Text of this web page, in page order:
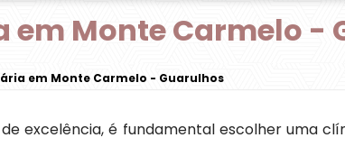
em Monte Carmelo -
em Monte Carmelo - Guarulhos
excelência, é fundamental escolher uma